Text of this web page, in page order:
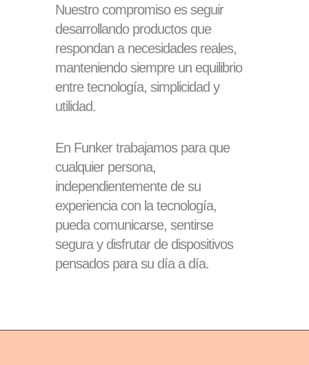
Nuestro compromiso es seguir
desarrollando productos que
respondan a necesidades reales,
manteniendo siempre un equilibrio
entre tecnología, simplicidad y
utilidad.
En Funker trabajamos para que
cualquier persona,
independientemente de su
experiencia con la tecnología,
pueda comunicarse, sentirse
segura y disfrutar de dispositivos
pensados para su día a día.